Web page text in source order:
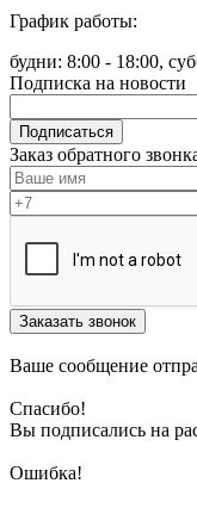
График работы:
будни: 8:00 - 18:00,
Подписка на новости
Подписаться
Заказ обратного
Заказать звонок
Ваше сообщение
Спасибо!
Вы подписались на
Ошибка!